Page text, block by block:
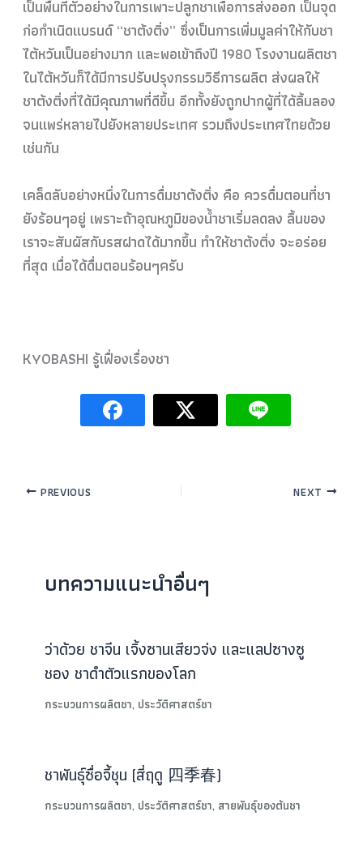
เป็นพื้นที่ตัวอย่างในการเพาะปลูกชาเพื่อการส่งออก เป็นจุด
ก่อกำเนิดแบรนด์ “ชาต้งติ่ง” ซึ่งเป็นการเพิ่มมูลค่าให้กับชา
ไต้หวันเป็นอย่างมาก และพอเข้าถึงปี 1980 โรงงานผลิตชา
ในไต้หวันก็ได้มีการปรับปรุงกรรมวิธีการผลิต ส่งผลให้
ชาต้งติ่งที่ได้มีคุณภาพที่ดีขึ้น อีกทั้งยังถูกปากผู้ที่ได้ลิ้มลอง
จนแพร่หลายไปยังหลายประเทศ รวมถึงประเทศไทยด้วย
เช่นกัน
เคล็ดลับอย่างหนึ่งในการดื่มชาต้งติ่ง คือ ควรดื่มตอนที่ชา
ยังร้อนๆอยู ่ เพราะถ้าอุณหภูมิของน้ำชาเริ่มลดลง ลิ้นของ
เราจะสัมผัสกับรสฝาดได้มากขึ้น ทำให้ชาต้งติ่ง จะอร่อย
ที่สุด เมื่อได้ดื่มตอนร้อนๆครับ
KYOBASHI รู้เฟื่องเรื่องชา
PREVIOUS NEXT
บทความแนะนำอื่นๆ
ว่าด้วย ชาจีน เจิ้งซานเสียวจ่ง และแลปซางซู
ชอง ชาดำตัวแรกของโลก
กระบวนการผลิตชา, ประวัติศาสตร์ชา
ชาพันธุ์ซื่อจี้ชุน (สี่ฤดู 四季春)
กระบวนการผลิตชา, ประวัติศาสตร์ชา, สายพันธุ์ของต้นชา